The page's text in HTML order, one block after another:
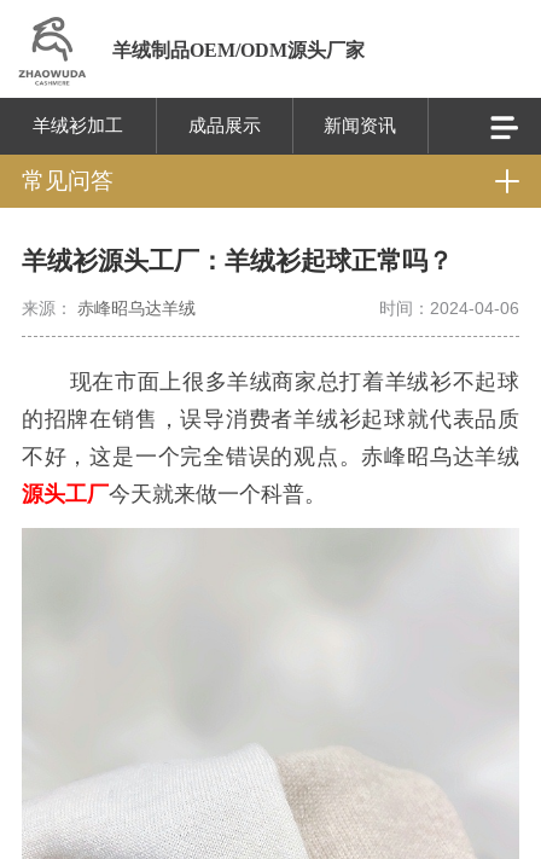
羊绒制品OEM/ODM源头厂家
羊绒衫加工 成品展示 新闻资讯
常见问答
羊绒衫源头工厂：羊绒衫起球正常吗？
来源： 赤峰昭乌达羊绒 时间：2024-04-06
现在市面上很多羊绒商家总打着羊绒衫不起球
的招牌在销售，误导消费者羊绒衫起球就代表品质
不好，这是一个完全错误的观点。赤峰昭乌达羊绒
源头工厂今天就来做一个科普。